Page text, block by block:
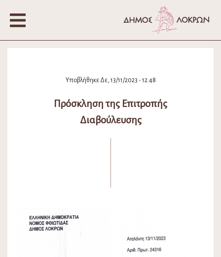
Υποβλήθηκε Δε, 13/11/2023 - 12:48
Πρόσκληση της Επιτροπής
Διαβούλευσης